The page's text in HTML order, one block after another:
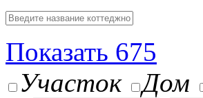
Показать 675
Участок
Дом